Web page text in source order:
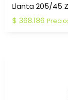
Llanta 205/45
$ 368.186